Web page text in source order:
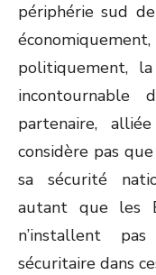
périphérie sud
politiquement,
incontournable
partenaire,
considère pas
sa sécurité
autant que les
n’installent
sécuritaire dans